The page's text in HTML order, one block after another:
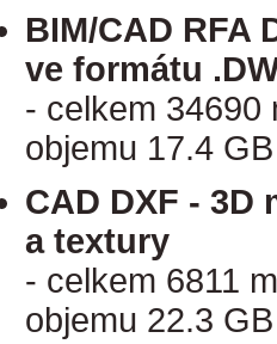
BIM/CAD RFA
ve formátu
- celkem 34690
objemu 17.4 GB
CAD DXF - 3D
a textury
- celkem 6811
objemu 22.3 GB